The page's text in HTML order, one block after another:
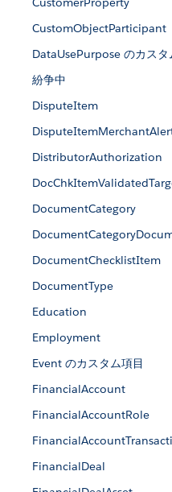
CustomObjectParticipant
DataUsePurpose のカスタ
紛争中
DisputeItem
DistributorAuthorization
DocumentCategory
DocumentChecklistItem
DocumentType
Education
Employment
Event のカスタム項目
FinancialAccount
FinancialAccountRole
FinancialDeal